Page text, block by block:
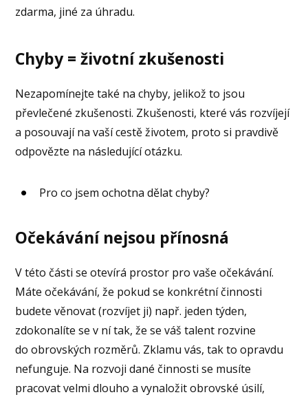
zdarma, jiné za úhradu.
Chyby = životní zkušenosti
Nezapomínejte také na chyby, jelikož to jsou
převlečené zkušenosti. Zkušenosti, které vás rozvíjejí
a posouvají na vaší cestě životem, proto si pravdivě
odpovězte na následující otázku.
Pro co jsem ochotna dělat chyby?
Očekávání nejsou přínosná
V této části se otevírá prostor pro vaše očekávání.
Máte očekávání, že pokud se konkrétní činnosti
budete věnovat (rozvíjet ji) např. jeden týden,
zdokonalíte se v ní tak, že se váš talent rozvine
do obrovských rozměrů. Zklamu vás, tak to opravdu
nefunguje. Na rozvoji dané činnosti se musíte
pracovat velmi dlouho a vynaložit obrovské úsilí,